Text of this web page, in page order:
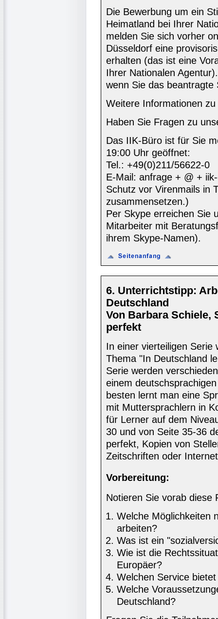
Die Bewerbung um ein
Heimatland bei Ihrer
melden Sie sich vorher
Düsseldorf eine
erhalten (das ist eine
Ihrer Nationalen
wenn Sie das
Weitere Informationen
Haben Sie Fragen zu
Das IIK-Büro ist für Sie
19:00 Uhr geöffnet:
Tel.: +49(0)211/56622-0
E-Mail: anfrage + @ +
Schutz vor Virenmails in
zusammensetzen.)
Per Skype erreichen Sie
Mitarbeiter mit
ihrem Skype-Namen).
6. Unterrichtstipp:
Deutschland
Von Barbara Schiele,
perfekt
In einer vierteiligen Serie
Thema "In Deutschland
Serie werden
einem
besten lernt man eine
mit Muttersprachlern in
für Lerner auf dem
30 und von Seite 35-36
perfekt, Kopien von
Zeitschriften oder
Vorbereitung:
Notieren Sie vorab diese
Welche Möglichkeiten
arbeiten?
Was ist ein
Wie ist die
Europäer?
Welchen Service
Welche
Deutschland?